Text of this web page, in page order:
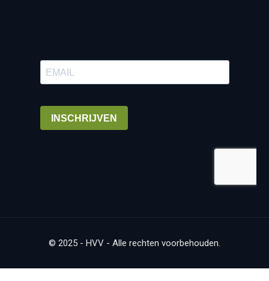
© 2025 - HVV - Alle rechten voorbehouden.